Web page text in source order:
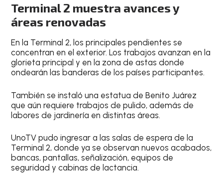
Terminal 2 muestra avances y
áreas renovadas
En la Terminal 2, los principales pendientes se
concentran en el exterior. Los trabajos avanzan en la
glorieta principal y en la zona de astas donde
ondearán las banderas de los países participantes.
También se instaló una estatua de Benito Juárez
que aún requiere trabajos de pulido, además de
labores de jardinería en distintas áreas.
UnoTV pudo ingresar a las salas de espera de la
Terminal 2, donde ya se observan nuevos acabados,
bancas, pantallas, señalización, equipos de
seguridad y cabinas de lactancia.